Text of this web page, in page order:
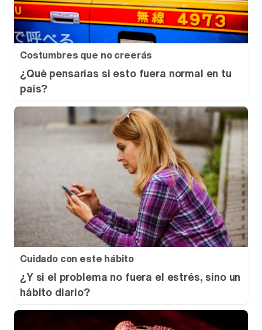
Costumbres que no creerás
¿Qué pensarías si esto fuera normal en tu
país?
Cuidado con este hábito
¿Y si el problema no fuera el estrés, sino un
hábito diario?